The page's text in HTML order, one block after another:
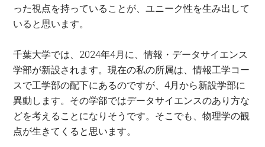
った視点を持っていることが、ユニーク性を生み出して
いると思います。
千葉大学では、2024年4月に、情報・データサイエンス
学部が新設されます。現在の私の所属は、情報工学コー
スで工学部の配下にあるのですが、4月から新設学部に
異動します。その学部ではデータサイエンスのあり方な
どを考えることになりそうです。そこでも、物理学の観
点が生きてくると思います。